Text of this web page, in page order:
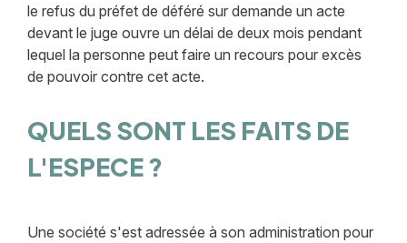
le refus du préfet de déféré sur demande un acte
devant le juge ouvre un délai de deux mois pendant
lequel la personne peut faire un recours pour excès
de pouvoir contre cet acte.
QUELS SONT LES FAITS DE
L'ESPECE ?
Une société s'est adressée à son administration pour